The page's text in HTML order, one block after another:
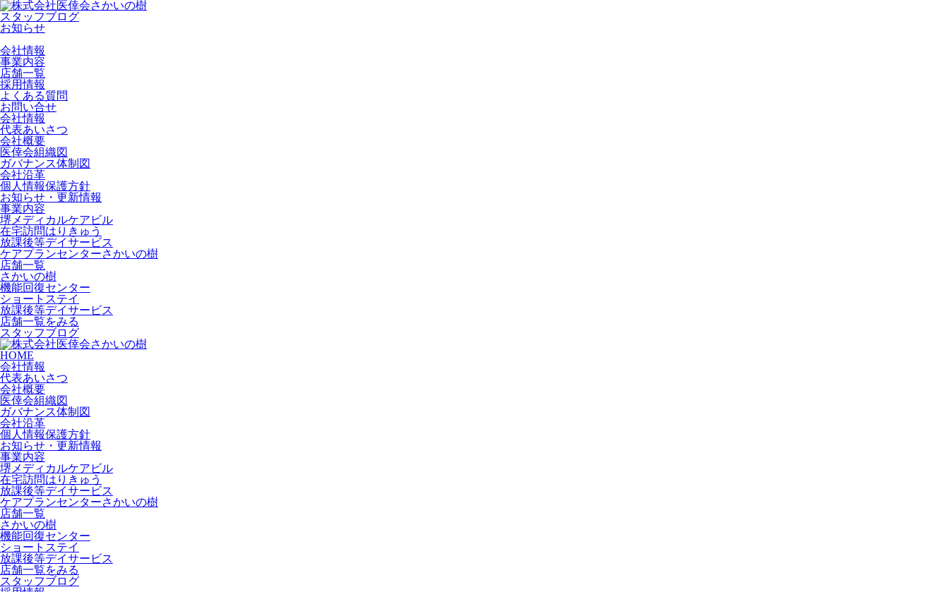
スタッフブログ
お知らせ
会社情報
事業内容
店舗一覧
採用情報
よくある質問
お問い合せ
会社情報
代表あいさつ
会社概要
医倖会組織図
ガバナンス体制図
会社沿革
個人情報保護方針
お知らせ・更新情報
事業内容
堺メディカルケアビル
在宅訪問はりきゅう
放課後等デイサービス
ケアプランセンターさかいの樹
店舗一覧
さかいの樹
機能回復センター
ショートステイ
放課後等デイサービス
店舗一覧をみる
スタッフブログ
HOME
会社情報
代表あいさつ
会社概要
医倖会組織図
ガバナンス体制図
会社沿革
個人情報保護方針
お知らせ・更新情報
事業内容
堺メディカルケアビル
在宅訪問はりきゅう
放課後等デイサービス
ケアプランセンターさかいの樹
店舗一覧
さかいの樹
機能回復センター
ショートステイ
放課後等デイサービス
店舗一覧をみる
スタッフブログ